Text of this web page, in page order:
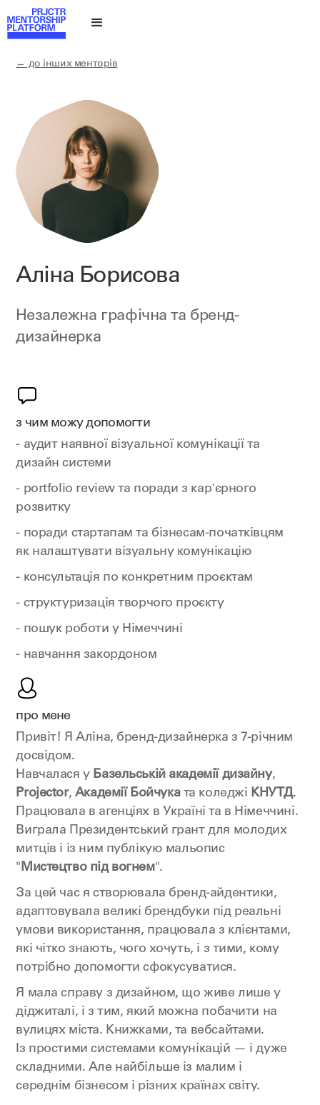
← до інших менторів
Аліна Борисова
Незалежна графічна та бренд-
дизайнерка
з чим можу допомогти
- аудит наявної візуальної комунікації та
дизайн системи
- portfolio review та поради з кар'єрного
розвитку
- поради стартапам та бізнесам-початківцям
як налаштувати візуальну комунікацію
- консультація по конкретним проєктам
- структуризація творчого проєкту
- пошук роботи у Німеччині
- навчання закордоном
про мене
Привіт! Я Аліна, бренд-дизайнерка з 7-річним
досвідом.
Навчалася у Базельській академії дизайну,
Projector, Академії Бойчуката коледжі КНУТД.
Працювала в агенціях в Україні та в Німеччині.
Виграла Президентський грант для молодих
митців і із ним публікую мальопис
"Мистецтво під вогнем".
За цей час я створювала бренд-айдентики,
адаптовувала великі брендбуки під реальні
умови використання, працювала з клієнтами,
які чітко знають, чого хочуть, і з тими, кому
потрібно допомогти сфокусуватися.
Я мала справу з дизайном, що живе лише у
діджиталі, і з тим, який можна побачити на
вулицях міста. Книжками, та вебсайтами.
Із простими системами комунікацій — і дуже
складними. Але найбільше із малим і
середнім бізнесом і різних країнах світу.